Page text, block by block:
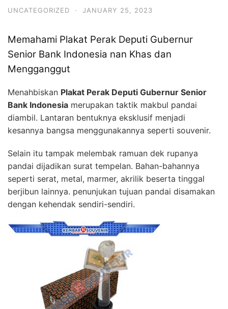
UNCATEGORIZED · JANUARY 25, 2023
Memahami Plakat Perak Deputi Gubernur
Senior Bank Indonesia nan Khas dan
Mengganggut
Menahbiskan Plakat Perak Deputi Gubernur Senior
Bank Indonesia merupakan taktik makbul pandai
diambil. Lantaran bentuknya eksklusif menjadi
kesannya bangsa menggunakannya seperti souvenir.
Selain itu tampak melembak ramuan dek rupanya
pandai dijadikan surat tempelan. Bahan-bahannya
seperti serat, metal, marmer, akrilik beserta tinggal
berjibun lainnya. penunjukan tujuan pandai disamakan
dengan kehendak sendiri-sendiri.